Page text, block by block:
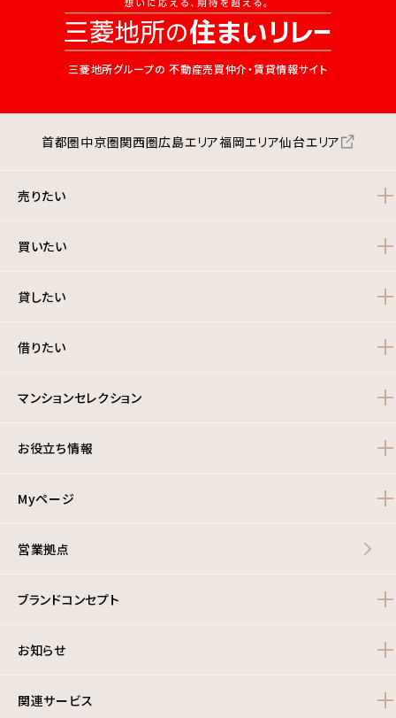
三菱地所グループの 不動産売買仲介・賃貸情報サイト
首都圏中京圏関西圏広島エリア福岡エリア仙台エリア
売りたい
買いたい
貸したい
借りたい
マンションセレクション
お役立ち情報
Myページ
営業拠点
ブランドコンセプト
お知らせ
関連サービス